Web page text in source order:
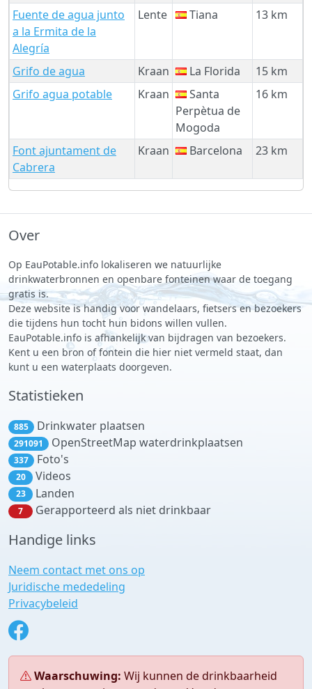
Fuente de agua junto
a la Ermita de la
Alegría
Lente Tiana 13 km
Grifo de agua Kraan La Florida
15 km
Grifo agua potable
Kraan
Santa
Perpètua de
Mogoda
16 km
Font ajuntament de
Cabrera
Kraan Barcelona 23 km
Over
Op EauPotable.info lokaliseren we natuurlijke
drinkwaterbronnen en openbare fonteinen waar de toegang
gratis is.
Deze website is handig voor wandelaars, fietsers en bezoekers
die tijdens hun tocht hun bidons willen vullen.
EauPotable.info is afhankelijk van bijdragen van bezoekers.
Kent u een bron of fontein die hier niet vermeld staat, dan
kunt u een waterplaats doorgeven.
Statistieken
885 Drinkwater plaatsen
291091 OpenStreetMap waterdrinkplaatsen
337 Foto's
20 Videos
23 Landen
7 Gerapporteerd als niet drinkbaar
Handige links
Neem contact met ons op
Juridische mededeling
Privacybeleid
Waarschuwing: Wij kunnen de drinkbaarheid